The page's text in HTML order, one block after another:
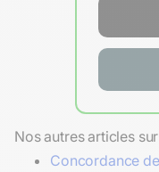
Nos autres articles
Concordance